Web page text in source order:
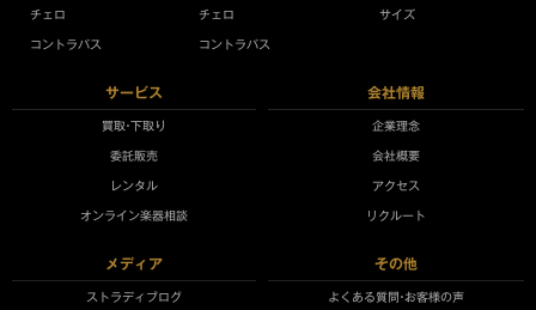
チェロ
コントラバス
チェロ
コントラバス
サイズ
サービス
買取•下取り
委託販売
レンタル
オンライン楽器相談
会社情報
企業理念
会社概要
アクセス
リクルート
メディア
ストラディブログ
その他
よくある質問•お客様の声